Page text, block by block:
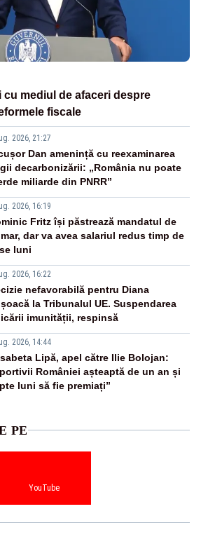
cu mediul de afaceri despre
fiscale
2026, 21:27
Dan amenință cu reexaminarea
decarbonizării: „România nu poate
miliarde din PNRR”
2026, 16:19
Fritz își păstrează mandatul de
dar va avea salariul redus timp de
luni
2026, 16:22
nefavorabilă pentru Diana
la Tribunalul UE. Suspendarea
imunității, respinsă
2026, 14:44
Lipă, apel către Ilie Bolojan:
României așteaptă de un an și
luni să fie premiați”
PE
YouTube